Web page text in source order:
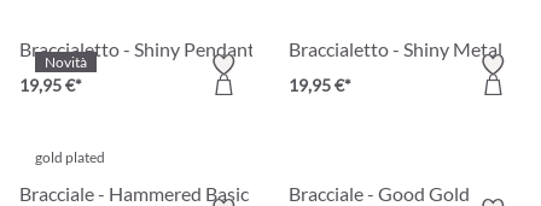
Novità
Braccialetto - Shiny Pendants
19,95 €*
Braccialetto - Shiny Metal
19,95 €*
gold plated
Bracciale - Hammered Basic Bracciale - Good Gold